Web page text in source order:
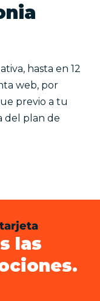
hasta en 12
web, por
previo a tu
del plan de
las